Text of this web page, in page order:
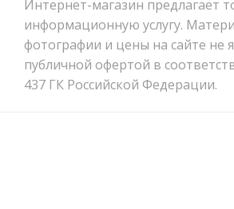
Интернет-магазин предлагает
информационную услугу.
фотографии и цены на сайте не
публичной офертой в
437 ГК Российской Федерации.